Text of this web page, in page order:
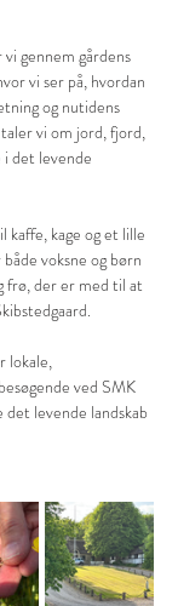
vi gennem gårdens
vi ser på, hvordan
og nutidens
vi om jord, fjord,
det levende
kaffe, kage og et lille
voksne og børn
frø, der er med til at
lokale,
ved SMK
levende landskab